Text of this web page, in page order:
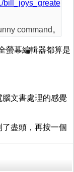
bill_joys_greate
command。
螢幕編輯器都算是
文書處理的感覺
了盡頭，再按一個